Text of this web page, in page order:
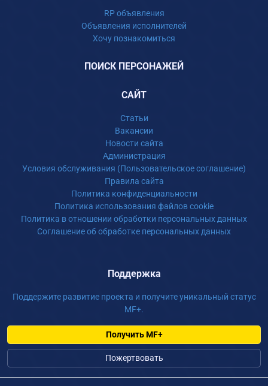
RP объявления
Объявления исполнителей
Хочу познакомиться
ПОИСК ПЕРСОНАЖЕЙ
САЙТ
Статьи
Вакансии
Новости сайта
Администрация
Условия обслуживания (Пользовательское соглашение)
Правила сайта
Политика конфиденциальности
Политика использования файлов cookie
Политика в отношении обработки персональных данных
Соглашение об обработке персональных данных
Поддержка
Поддержите развитие проекта и получите уникальный статус
MF+.
Получить MF+
Пожертвовать